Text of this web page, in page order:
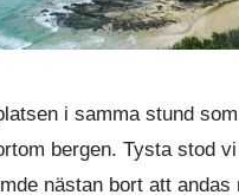
i samma stund
bergen. Tysta stod
nästan bort att andas